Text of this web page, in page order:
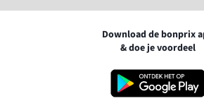
Download de bonprix
& doe je voordeel